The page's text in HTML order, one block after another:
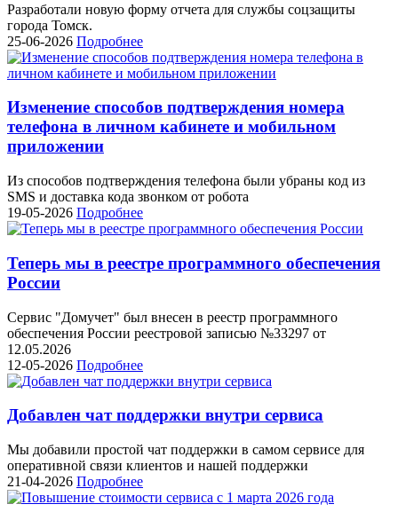
Разработали новую форму отчета для службы соцзащиты
города Томск.
25-06-2026 Подробнее
Изменение способов подтверждения номера
телефона в личном кабинете и мобильном
приложении
Из способов подтверждения телефона были убраны код из
SMS и доставка кода звонком от робота
19-05-2026 Подробнее
Теперь мы в реестре программного обеспечения
России
Сервис "Домучет" был внесен в реестр программного
обеспечения России реестровой записью №33297 от
12.05.2026
12-05-2026 Подробнее
Добавлен чат поддержки внутри сервиса
Мы добавили простой чат поддержки в самом сервисе для
оперативной связи клиентов и нашей поддержки
21-04-2026 Подробнее